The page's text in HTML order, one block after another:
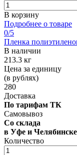
В корзину
Подробнее о товаре
0/5
Пленка
В наличии
213.3 кг
Цена за единицу
(в рублях)
280
Доставка
По тарифам ТК
Самовывоз
Со склада
в Уфе и Челябинске
Количество